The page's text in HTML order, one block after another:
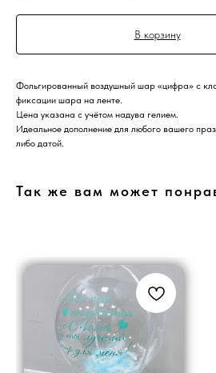
В корзину
Фольгированный воздушный шар «цифра» с
фиксации шара на ленте.
Цена указана с учётом надува гелием.
Идеальное дополнение для любого вашего
либо датой.
Так же вам может